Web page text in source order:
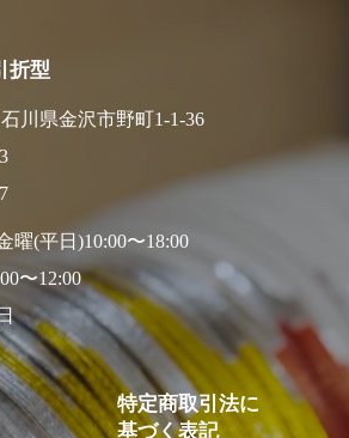
折型
石川県金沢市野町1-1-36
曜(平日)10:00〜18:00
〜12:00
特定商取引法に
基づく表記